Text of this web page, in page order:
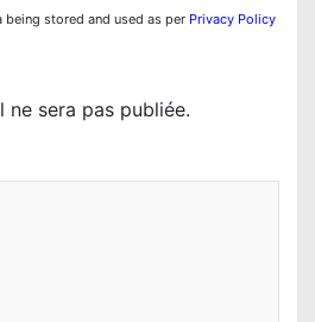
being stored and used as per Privacy Policy
ne sera pas publiée.